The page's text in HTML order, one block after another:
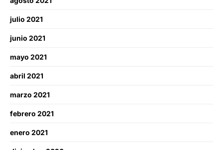
julio 2021
junio 2021
mayo 2021
abril 2021
marzo 2021
febrero 2021
enero 2021